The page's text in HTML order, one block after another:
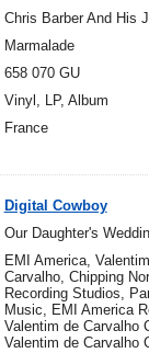
Chris Barber And His
Marmalade
658 070 GU
Vinyl, LP, Album
France
Digital Cowboy
Our Daughter's
EMI America,
Carvalho, Chipping
Recording Studios,
Music, EMI America
Valentim de Carvalho
Valentim de Carvalho